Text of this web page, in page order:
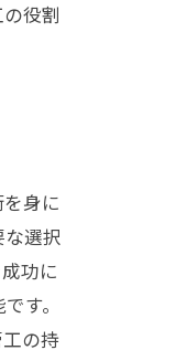
役割
身に
選択
功に
す。
の持